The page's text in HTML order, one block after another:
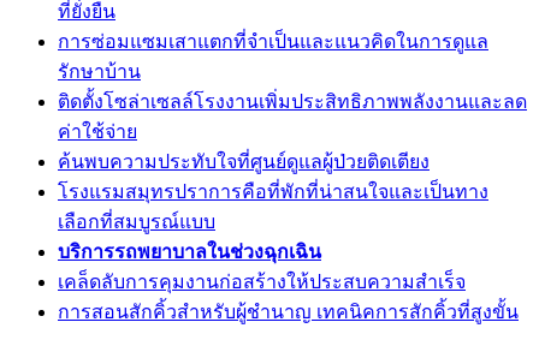
ที่ยั่งยืน
การซ่อมแซมเสาแตกที่จำเป็นและแนวคิดในการดูแล
รักษาบ้าน
ติดตั้งโซล่าเซลล์โรงงานเพิ่มประสิทธิภาพพลังงานและลด
ค่าใช้จ่าย
ค้นพบความประทับใจที่ศูนย์ดูแลผู้ป่วยติดเตียง
โรงแรมสมุทรปราการคือที่พักที่น่าสนใจและเป็นทาง
เลือกที่สมบูรณ์แบบ
บริการรถพยาบาลในช่วงฉุกเฉิน
เคล็ดลับการคุมงานก่อสร้างให้ประสบความสำเร็จ
การสอนสักคิ้วสำหรับผู้ชำนาญ เทคนิคการสักคิ้วที่สูงขั้น